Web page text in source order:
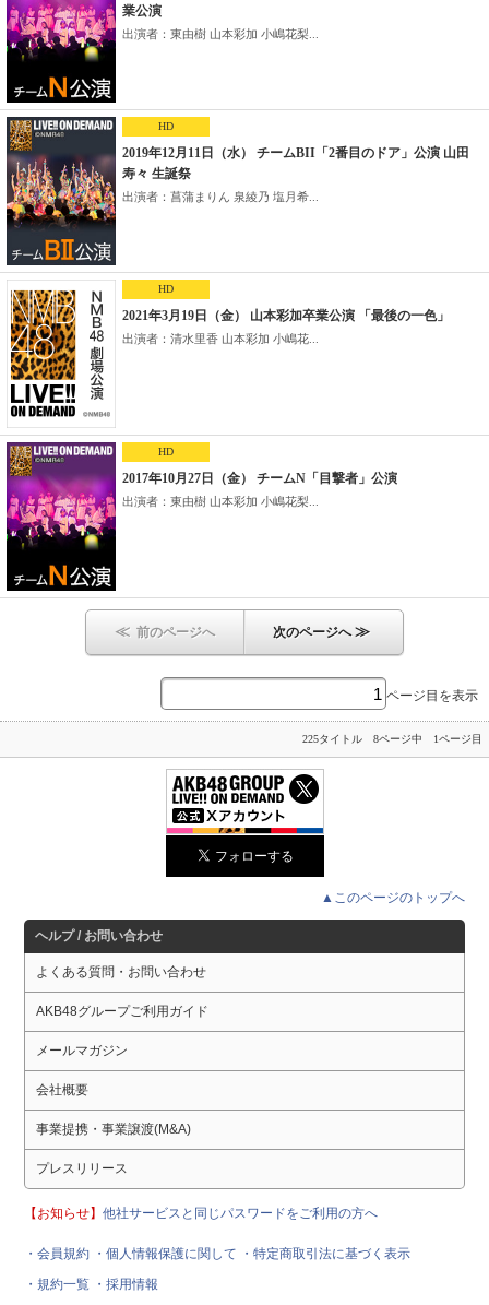
業公演
出演者：東由樹 山本彩加 小嶋花梨...
HD
2019年12月11日（水） チームBII「2番目のドア」公演 山田
寿々 生誕祭
出演者：菖蒲まりん 泉綾乃 塩月希...
HD
2021年3月19日（金） 山本彩加卒業公演 「最後の一色」
出演者：清水里香 山本彩加 小嶋花...
HD
2017年10月27日（金） チームN「目撃者」公演
出演者：東由樹 山本彩加 小嶋花梨...
≪ 前のページへ 次のページへ≫
ページ目を表示
225タイトル 8ページ中 1ページ目
▲このページのトップへ
ヘルプ / お問い合わせ
よくある質問・お問い合わせ
AKB48グループご利用ガイド
メールマガジン
会社概要
事業提携・事業譲渡(M&A)
プレスリリース
【お知らせ】他社サービスと同じパスワードをご利用の方へ
・会員規約 ・個人情報保護に関して
・特定商取引法に基づく表示
・規約一覧 ・採用情報